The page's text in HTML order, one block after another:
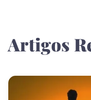
Artigos